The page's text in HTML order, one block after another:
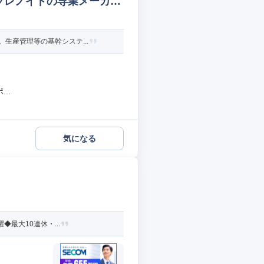
生産管理等の基幹システ...
気になる
◆最大10連休・...